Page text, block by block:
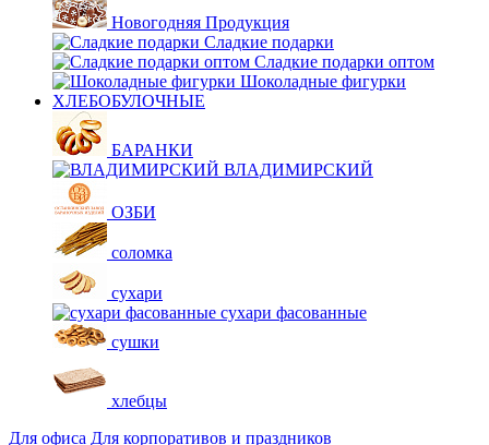
Новогодняя Продукция
Сладкие подарки
Сладкие подарки оптом
Шоколадные фигурки
ХЛЕБОБУЛОЧНЫЕ
БАРАНКИ
ВЛАДИМИРСКИЙ
ОЗБИ
соломка
сухари
сухари фасованные
сушки
хлебцы
Для офиса Для корпоративов и праздников